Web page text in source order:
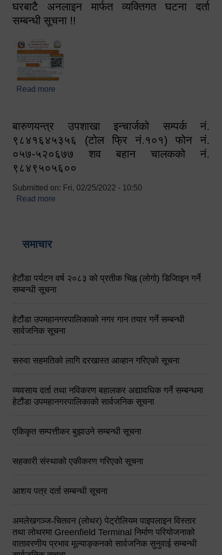
घरबाटै अनलाइन मार्फत व्यक्तिगत घटना दर्ता
सम्बन्धी सूचना !!
Read more
बारुणयन्त्र उपशाखा इन्चार्जको सम्पर्क नं.
९८४१६४५३५६ (टोल फ्रि नं.१०१) फोन नं.
०५७-५२०६७७ शव बहान चालकको नं.
९८४९५०५६००
Submitted on: Fri, 02/25/2022 - 10:50
Read more
समाचार
हेटौंडा पर्यटन वर्ष २०८३ को प्रतीक चिह्न (लोगो) डिजिाइन गर्ने
सम्बन्धी सूचना
हेटौंडा उपमहानगरपालिकाको नगर गान तयार गर्ने सम्बन्धी
सार्वजनिक सूचना
सरुवा सहमतिको लागि दरखास्त आव्हान गरिएको सूचना
व्यवसाय दर्ता तथा नविकरण बहालकर अद्यावधिक गर्ने सम्बन्धमा
हेटौंडा उपमहानगरपालिकाको सार्वजनिक सूचना
एकिकृत सम्पत्तीकर बुझाउने सम्बन्धी सूचना
सहकारी संस्थाको एकीकरण गरिएको सूचना
आशय पत्र दर्ता सम्बन्धी सूचना
अमलेखगञ्ज-चितवन (लोथर) पेट्रोलियम पाइपलाइन विस्तार
तथा लोथरमा Greenfield Terminal निर्माण परियोजनाको
वातावरणीय प्रभाव मूल्याङ्कनको सार्वजनिक सुनुवाई सम्बन्धी